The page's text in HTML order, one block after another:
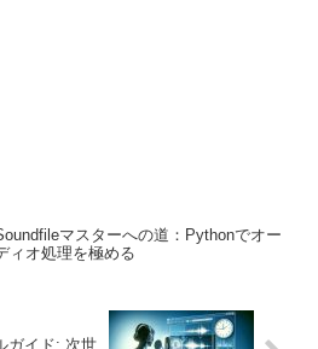
マスターへの道：Pythonでオー
ィオ処理を極める
ガイド: 次世